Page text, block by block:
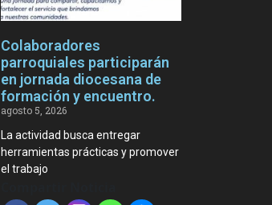
Colaboradores
parroquiales participarán
en jornada diocesana de
formación y encuentro.
agosto 5, 2026
La actividad busca entregar
herramientas prácticas y promover
el trabajo